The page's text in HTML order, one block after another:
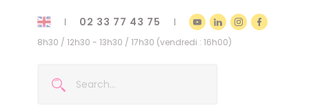
02 33 77 43 75
8h30 / 12h30 - 13h30 / 17h30 (vendredi : 16h00)